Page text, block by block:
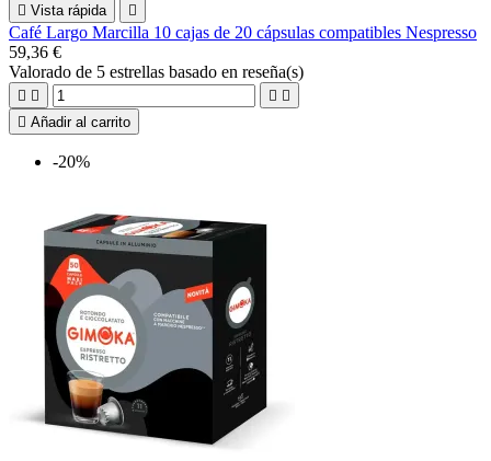
 Vista rápida 
Café Largo Marcilla 10 cajas de 20 cápsulas compatibles Nespresso
59,36 €
Valorado de 5 estrellas basado en reseña(s)
   
 Añadir al carrito
-20%